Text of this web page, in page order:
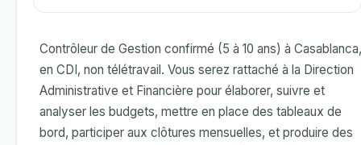
Contrôleur de Gestion confirmé (5 à 10 ans) à Casablanca,
en CDI, non télétravail. Vous serez rattaché à la Direction
Administrative et Financière pour élaborer, suivre et
analyser les budgets, mettre en place des tableaux de
bord, participer aux clôtures mensuelles, et produire des